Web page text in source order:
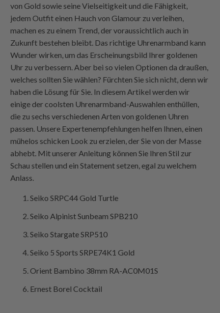
von Gold sowie seine Vielseitigkeit und die Fähigkeit,
jedem Outfit einen Hauch von Glamour zu verleihen,
machen es zu einem Trend, der voraussichtlich auch in
Zukunft bestehen bleibt. Das richtige Uhrenarmband kann
Wunder wirken, um das Erscheinungsbild Ihrer goldenen
Uhr zu verbessern. Aber bei so vielen Optionen da draußen,
welches sollten Sie wählen? Fürchten Sie sich nicht, denn wir
haben die Lösung für Sie. In diesem Artikel werden wir
einige der coolsten Uhrenarmband-Auswahlen enthüllen,
die zu sechs verschiedenen Arten von goldenen Uhren
passen. Unsere Expertenempfehlungen helfen Ihnen, einen
mühelos schicken Look zu erzielen, der Sie von der Masse
abhebt. Mit unserer Anleitung können Sie Ihren Stil zur
Schau stellen und ein Statement setzen, egal zu welchem
Anlass.
Seiko SRPC44 Gold Turtle
Seiko Alpinist Sunbeam SPB210
Seiko Stargate SRP510
Seiko 5 Sports SRPE74K1 Gold
Orient Bambino 38mm RA-AC0M01S
Ernest Borel Cocktail